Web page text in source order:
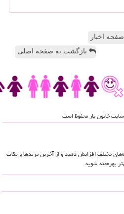
صفحه اخبار
بازگشت به صفحه اصلی
مختلف افزایش دهید و از آخرین ترندها و نکات
بهره‌مند شوید